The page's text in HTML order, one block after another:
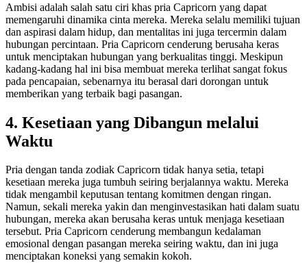
Ambisi adalah salah satu ciri khas pria Capricorn yang dapat
memengaruhi dinamika cinta mereka. Mereka selalu memiliki tujuan
dan aspirasi dalam hidup, dan mentalitas ini juga tercermin dalam
hubungan percintaan. Pria Capricorn cenderung berusaha keras
untuk menciptakan hubungan yang berkualitas tinggi. Meskipun
kadang-kadang hal ini bisa membuat mereka terlihat sangat fokus
pada pencapaian, sebenarnya itu berasal dari dorongan untuk
memberikan yang terbaik bagi pasangan.
4. Kesetiaan yang Dibangun melalui
Waktu
Pria dengan tanda zodiak Capricorn tidak hanya setia, tetapi
kesetiaan mereka juga tumbuh seiring berjalannya waktu. Mereka
tidak mengambil keputusan tentang komitmen dengan ringan.
Namun, sekali mereka yakin dan menginvestasikan hati dalam suatu
hubungan, mereka akan berusaha keras untuk menjaga kesetiaan
tersebut. Pria Capricorn cenderung membangun kedalaman
emosional dengan pasangan mereka seiring waktu, dan ini juga
menciptakan koneksi yang semakin kokoh.